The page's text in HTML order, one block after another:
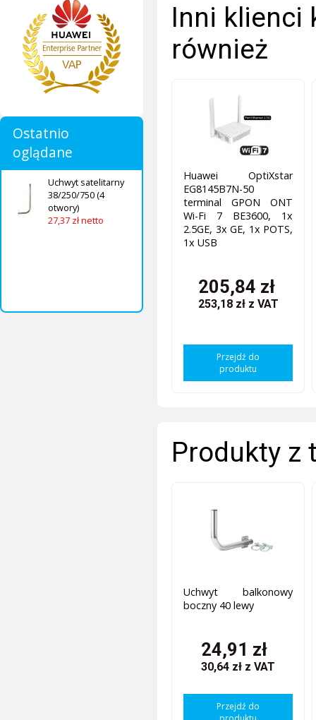
Ostatnio
oglądane
Uchwyt satelitarny
38/250/750 (4
otwory)
27,37 zł netto
Inni klienci
również
Huawei OptiXstar
EG8145B7N-50
terminal GPON ONT
Wi-Fi 7 BE3600, 1x
2.5GE, 3x GE, 1x POTS,
1x USB
205,84 zł
253,18 zł z VAT
Przejdź do
produktu
Produkty z
Uchwyt balkonowy
boczny 40 lewy
24,91 zł
30,64 zł z VAT
Przejdź do